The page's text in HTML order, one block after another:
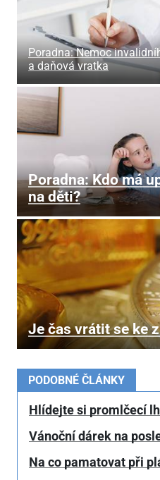
Poradna: Nemoc
a daňová vratka
Poradna: Kdo má
na děti?
Je čas vrátit se ke
PODOBNÉ ČLÁNKY
Hlídejte si promlčecí
Vánoční dárek na
Na co pamatovat při